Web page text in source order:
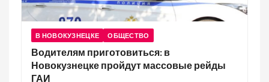
В НОВОКУЗНЕЦКЕ ОБЩЕСТВО
Водителям приготовиться: в
Новокузнецке пройдут массовые рейды
ГАИ